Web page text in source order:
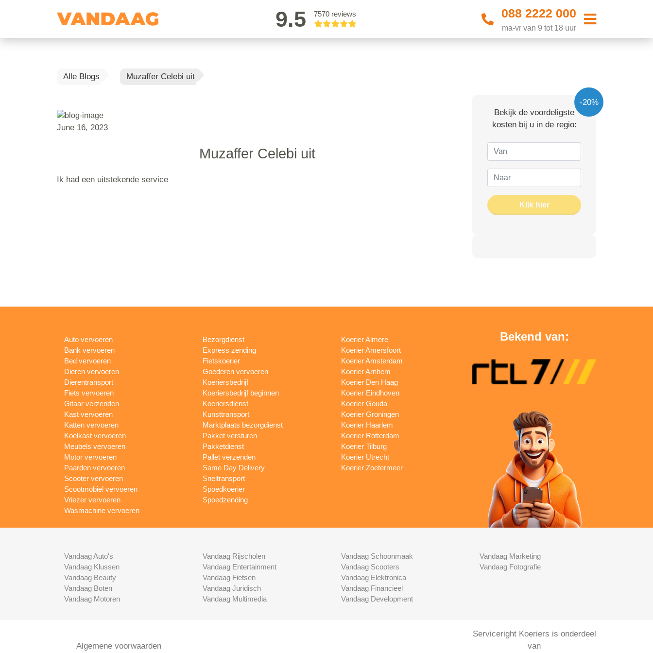
9.5 7570 reviews 088 2222 000
ma-vr van 9 tot 18 uur
Alle Blogs Muzaffer Celebi uit
June 16, 2023
Muzaffer Celebi uit
Ik had een uitstekende service
-20%
Bekijk de voordeligste
kosten bij u in de regio:
Klik hier
Auto vervoeren
Bank vervoeren
Bed vervoeren
Dieren vervoeren
Dierentransport
Fiets vervoeren
Gitaar verzenden
Kast vervoeren
Katten vervoeren
Koelkast vervoeren
Meubels vervoeren
Motor vervoeren
Paarden vervoeren
Scooter vervoeren
Scootmobiel vervoeren
Vriezer vervoeren
Wasmachine vervoeren
Bezorgdienst
Express zending
Fietskoerier
Goederen vervoeren
Koeriersbedrijf
Koeriersbedrijf beginnen
Koeriersdienst
Kunsttransport
Marktplaats bezorgdienst
Pakket versturen
Pakketdienst
Pallet verzenden
Same Day Delivery
Sneltransport
Spoedkoerier
Spoedzending
Koerier Almere
Koerier Amersfoort
Koerier Amsterdam
Koerier Arnhem
Koerier Den Haag
Koerier Eindhoven
Koerier Gouda
Koerier Groningen
Koerier Haarlem
Koerier Rotterdam
Koerier Tilburg
Koerier Utrecht
Koerier Zoetermeer
Bekend van:
Vandaag Auto's
Vandaag Klussen
Vandaag Beauty
Vandaag Boten
Vandaag Motoren
Vandaag Rijscholen
Vandaag Entertainment
Vandaag Fietsen
Vandaag Juridisch
Vandaag Multimedia
Vandaag Schoonmaak
Vandaag Scooters
Vandaag Elektronica
Vandaag Financieel
Vandaag Development
Vandaag Marketing
Vandaag Fotografie
Algemene voorwaarden
Serviceright Koeriers is onderdeel
van